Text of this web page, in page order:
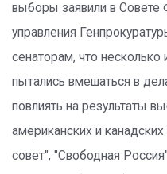
выборы заявили в Совете
управления
сенаторам, что несколько
пытались вмешаться в
повлиять на результаты
американских и канадских
совет", "Свободная